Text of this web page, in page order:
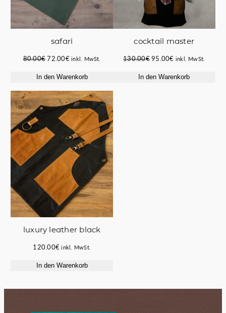
safari
80.00€Ursprünglicher
war:
72.00€Aktueller
ist:
inkl. MwSt.
In den Warenkorb
cocktail master
130.00€Ursprünglicher
war:
95.00€ Aktueller
ist:
inkl. MwSt.
In den Warenkorb
luxury leather black
120.00€ inkl. MwSt.
In den Warenkorb